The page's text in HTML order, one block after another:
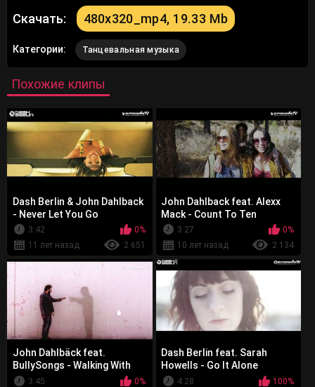
Скачать: 480x320_mp4, 19.33 Mb
Категории: Танцевальная музыка
Похожие клипы
Dash Berlin & John Dahlback
- Never Let You Go
3:42
0%
11 лет назад
2 651
John Dahlback feat. Alexx
Mack - Count To Ten
3:27
0%
10 лет назад
2 134
John Dahlbäck feat.
BullySongs - Walking With
Shadows
3:45
0%
Dash Berlin feat. Sarah
Howells - Go It Alone
4:28
100%